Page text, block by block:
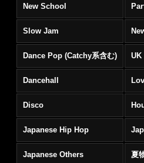
New School
Slow Jam
Dance Pop (Catchy系含む) UK
Dancehall
Disco
Japanese Hip Hop
Japanese Others 夏